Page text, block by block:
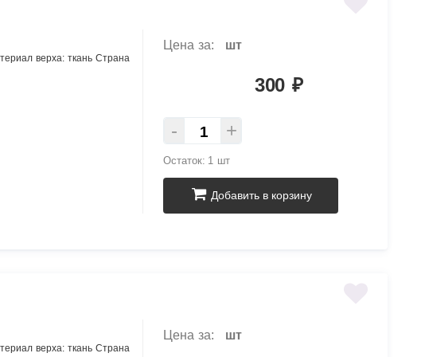
верха: ткань Страна
Цена за: шт
300 ₽
- +
Остаток: 1 шт
Добавить в корзину
верха: ткань Страна
Цена за: шт